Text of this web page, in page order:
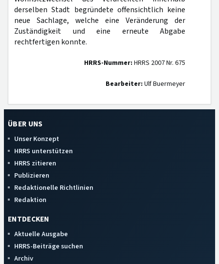
derselben Stadt begründete offensichtlich keine
neue Sachlage, welche eine Veränderung der
Zuständigkeit und eine erneute Abgabe
rechtfertigen konnte.
HRRS-Nummer: HRRS 2007 Nr. 675
Bearbeiter: Ulf Buermeyer
ÜBER UNS
Unser Konzept
HRRS unterstützen
HRRS zitieren
Publizieren
Redaktionelle Richtlinien
Redaktion
ENTDECKEN
Aktuelle Ausgabe
HRRS-Beiträge suchen
Archiv